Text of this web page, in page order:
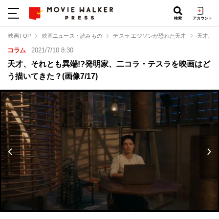
検索 アカウント
映画TOP 映画ニュース・読みもの テスラ エジソンが恐れた天才 天才、
コラム 2021/7/10 8:30
天才、それとも異端!?発明家、二コラ・テスラを映画はど
う描いてきた？(画像7/17)